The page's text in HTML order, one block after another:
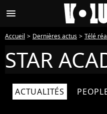
menu
Accueil Dernières actus Télé
STAR
ACTUALITÉS